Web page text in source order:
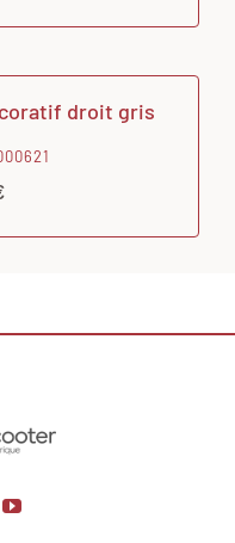
droit gris